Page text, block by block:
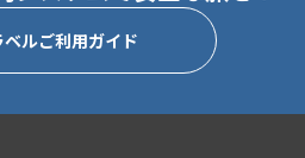
ルご利用ガイド